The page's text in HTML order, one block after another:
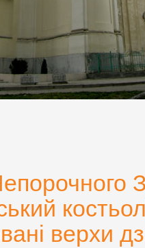
верхи